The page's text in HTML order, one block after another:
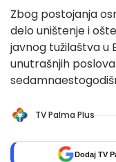
Zbog postojanja
delo uništenje i
javnog tužilaštva u
unutrašnjih
TV Palma Plus
Dodaj TV